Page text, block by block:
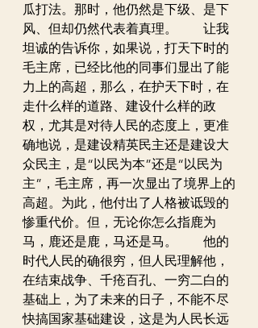
瓜打法。那时，他仍然是下级、是下
风、但却仍然代表着真理。　　让我
坦诚的告诉你，如果说，打天下时的
毛主席，已经比他的同事们显出了能
力上的高超，那么，在护天下时，在
走什么样的道路、建设什么样的政
权，尤其是对待人民的态度上，更准
确地说，是建设精英民主还是建设大
众民主，是“以民为本”还是“以民为
主”，毛主席，再一次显出了境界上的
高超。为此，他付出了人格被诋毁的
惨重代价。但，无论你怎么指鹿为
马，鹿还是鹿，马还是马。　　他的
时代人民的确很穷，但人民理解他，
在结束战争、千疮百孔、一穷二白的
基础上，为了未来的日子，不能不尽
快搞国家基础建设，这是为人民长远